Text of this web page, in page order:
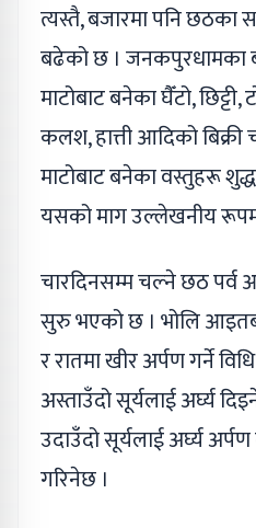
त्यस्तै, बजारमा पनि छठका
बढेको छ । जनकपुरधामका
माटोबाट बनेका घैँटो,
कलश, हात्ती आदिको
माटोबाट बनेका वस्तुहरू
यसको माग उल्लेखनीय
चारदिनसम्म चल्ने छठ पर्व
सुरु भएको छ । भोलि
र रातमा खीर अर्पण गर्ने
अस्ताउँदो सूर्यलाई अर्घ्य
उदाउँदो सूर्यलाई अर्घ्य
गरिनेछ ।